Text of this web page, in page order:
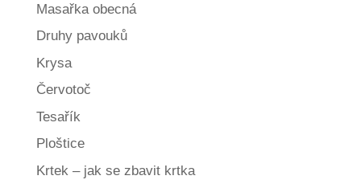
Masařka obecná
Druhy pavouků
Krysa
Červotoč
Tesařík
Ploštice
Krtek – jak se zbavit krtka